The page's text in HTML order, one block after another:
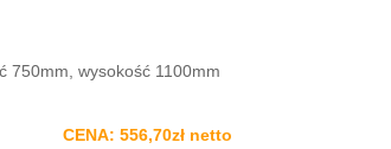
750mm, wysokość 1100mm
CENA: 556,70zł netto